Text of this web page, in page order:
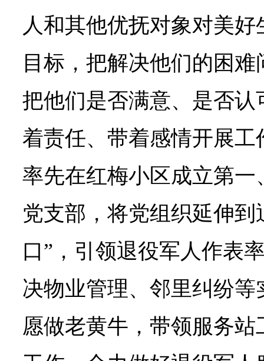
人和其他优抚对象对美
目标，把解决他们的困
把他们是否满意、是否
着责任、带着感情开展
率先在红梅小区成立第
党支部，将党组织延伸到
口”，引领退役军人作表
决物业管理、邻里纠纷等
愿做老黄牛，带领服务